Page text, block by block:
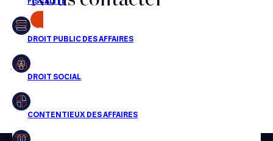
Fiscalité
Droit public des affaires
Droit social
Droit immobilier
Restructuring
nos récompenses et nos
transactions, jour après
jour
Aucun résultats pour cette recherche